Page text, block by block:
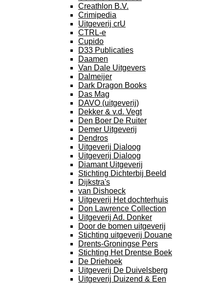
Creathlon B.V.
Crimipedia
Uitgeverij crU
CTRL-e
Cupido
D33 Publicaties
Daamen
Van Dale Uitgevers
Dalmeijer
Dark Dragon Books
Das Mag
DAVO (uitgeverij)
Dekker & v.d. Vegt
Den Boer De Ruiter
Demer Uitgeverij
Dendros
Uitgeverij Dialoog
Uitgeverij Dialoog
Diamant Uitgeverij
Stichting Dichterbij Beeld
Dijkstra's
van Dishoeck
Uitgeverij Het dochterhuis
Don Lawrence Collection
Uitgeverij Ad. Donker
Door de bomen uitgeverij
Stichting uitgeverij Douane
Drents-Groningse Pers
Stichting Het Drentse Boek
De Driehoek
Uitgeverij De Duivelsberg
Uitgeverij Duizend & Een